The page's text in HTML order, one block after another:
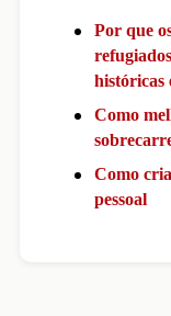
Por que
históricas
Como
Como
pessoal